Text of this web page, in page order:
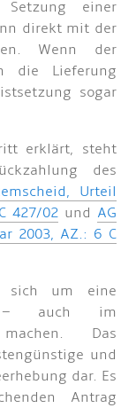
einer
direkt mit der
Wenn der
die Lieferung
sogar
erklärt, steht
des
Urteil
427/02und AG
2003, AZ.: 6 C
um eine
– auch im
Das
und
dar. Es
Antrag